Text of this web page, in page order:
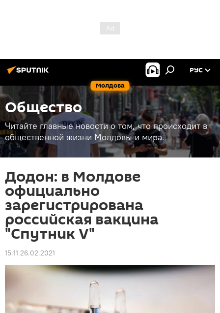
Молдова
РУС
Общество
Читайте главные новости о том, что происходит в
общественной жизни Молдовы и мира.
Додон: в Молдове
официально
зарегистрирована
российская вакцина
"Спутник V"
15:11 26.02.2021